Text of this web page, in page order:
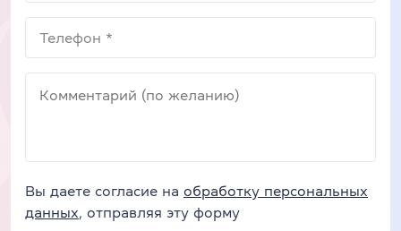
Вы даете согласие на обработку персональных
данных , отправляя эту форму